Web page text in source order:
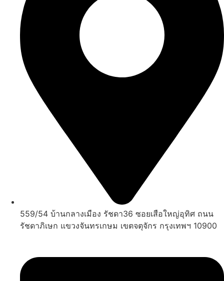
559/54 บ้านกลางเมือง รัชดา36 ซอยเสือใหญ่อุทิศ ถนน
รัชดาภิเษก แขวงจันทรเกษม เขตจตุจักร กรุงเทพฯ 10900